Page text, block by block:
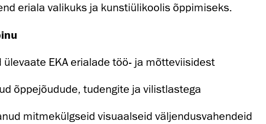
eriala valikuks ja kunstiülikoolis õppimiseks.
ülevaate EKA erialade töö- ja mõtteviisidest
õppejõudude, tudengite ja vilistlastega
mitmekülgseid visuaalseid väljendusvahendeid